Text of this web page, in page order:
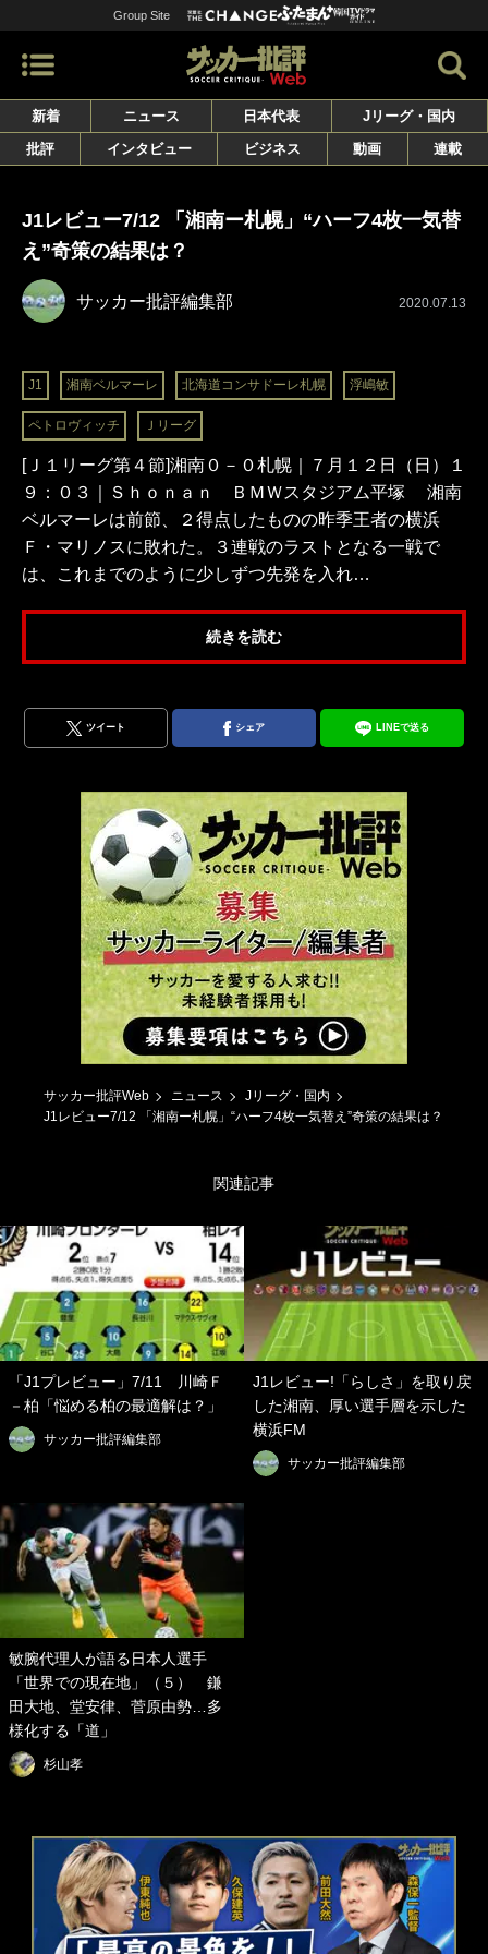
Group Site
新着 ニュース 日本代表
Jリーグ・国内
批評
インタビュー ビジネス 動画 連載
J1レビュー7/12 「湘南ー札幌」“ハーフ4枚一気替
え”奇策の結果は？
サッカー批評編集部 2020.07.13
J1 湘南ベルマーレ 北海道コンサドーレ札幌 浮嶋敏
ペトロヴィッチ Ｊリーグ
[Ｊ１リーグ第４節]湘南０－０札幌｜７月１２日（日）１
９：０３｜Ｓｈｏｎａｎ ＢＭＷスタジアム平塚 湘南
ベルマーレは前節、２得点したものの昨季王者の横浜
Ｆ・マリノスに敗れた。３連戦のラストとなる一戦で
は、これまでのように少しずつ先発を入れ…
続きを読む
ツイート シェア LINEで送る
サッカー批評Web ニュース
Jリーグ・国内
J1レビュー7/12 「湘南ー札幌」“ハーフ4枚一気替え”奇策の結果は？
関連記事
「J1プレビュー」7/11 川崎Ｆ
－柏「悩める柏の最適解は？」
サッカー批評編集部
J1レビュー!「らしさ」を取り戻
した湘南、厚い選手層を示した
横浜FM
サッカー批評編集部
敏腕代理人が語る日本人選手
「世界での現在地」（５） 鎌
田大地、堂安律、菅原由勢…多
様化する「道」
杉山孝